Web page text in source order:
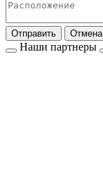
Отправить Отмена
Наши партнеры